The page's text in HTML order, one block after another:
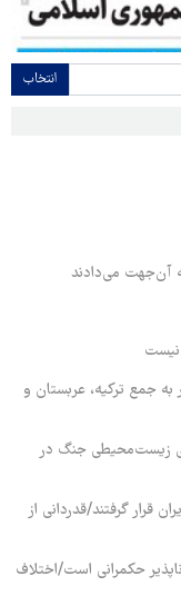
انتخاب
آن‌جهت می‌دادند
نیست
جمع ترکیه، عربستان و
زیست‌محیطی جنگ در
قرار گرفتند/قدردانی از
حکمرانی است/اختلاف